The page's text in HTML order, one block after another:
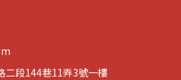
二段144巷11弄3號一樓